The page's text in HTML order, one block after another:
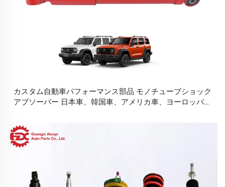
カスタム自動車パフォーマンス部品 モノチューブショック
アブソーバー 日本車、韓国車、アメリカ車、ヨーロッパ車